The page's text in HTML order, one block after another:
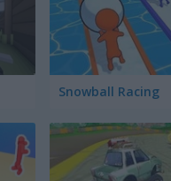
Snowball Racing